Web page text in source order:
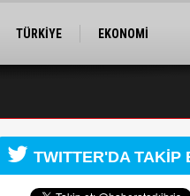
TÜRKİYE
EKONOMİ
TWITTER'DA TAKİP